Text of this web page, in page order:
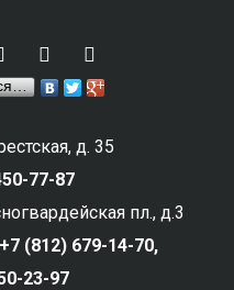
д. 35
77-87
пл., д.3
+7 (812) 679-14-70,
23-97